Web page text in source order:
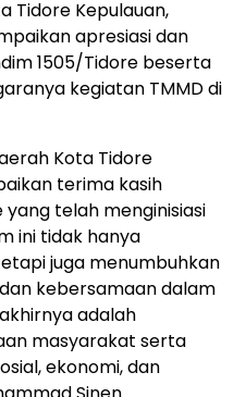
Tidore Kepulauan,
apresiasi dan
1505/Tidore beserta
kegiatan TMMD di
Kota Tidore
terima kasih
telah menginisiasi
ini tidak hanya
juga menumbuhkan
kebersamaan dalam
adalah
masyarakat serta
ekonomi, dan